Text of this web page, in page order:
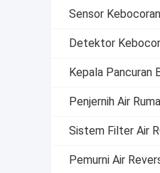
Sensor
Detektor
Kepala Pancuran
Penjernih Air
Sistem Filter Air
Pemurni Air